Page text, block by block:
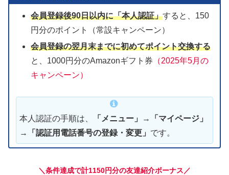
会員登録後90日以内に「本人認証」すると、150
円分のポイント（常設キャンペーン）
会員登録の翌月末までに初めてポイント交換する
と、1000円分のAmazonギフト券 （2025年5月の
キャンペーン）
本人認証の手順は、 「メニュー」 →
「マイページ」
→
「認証用電話番号の登録・変更」 です。
＼条件達成で計1150円分の友達紹介ボーナス／